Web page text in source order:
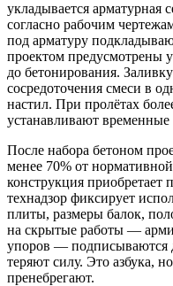
укладывается арматурная
согласно рабочим
под арматуру
проектом предусмотрены
до бетонирования.
сосредоточения смеси в
настил. При пролётах
устанавливают
После набора бетоном
менее 70% от
конструкция приобретает
технадзор фиксирует
плиты, размеры балок,
на скрытые работы —
упоров — подписываются
теряют силу. Это азбука,
пренебрегают.